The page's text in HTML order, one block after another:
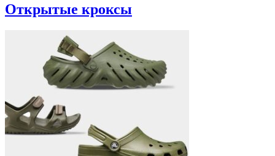
Открытые кроксы